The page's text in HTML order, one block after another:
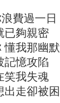
費過一日
已夠親密
懂我那幽默
記憶攻陷
笑我失魂
走卻被困